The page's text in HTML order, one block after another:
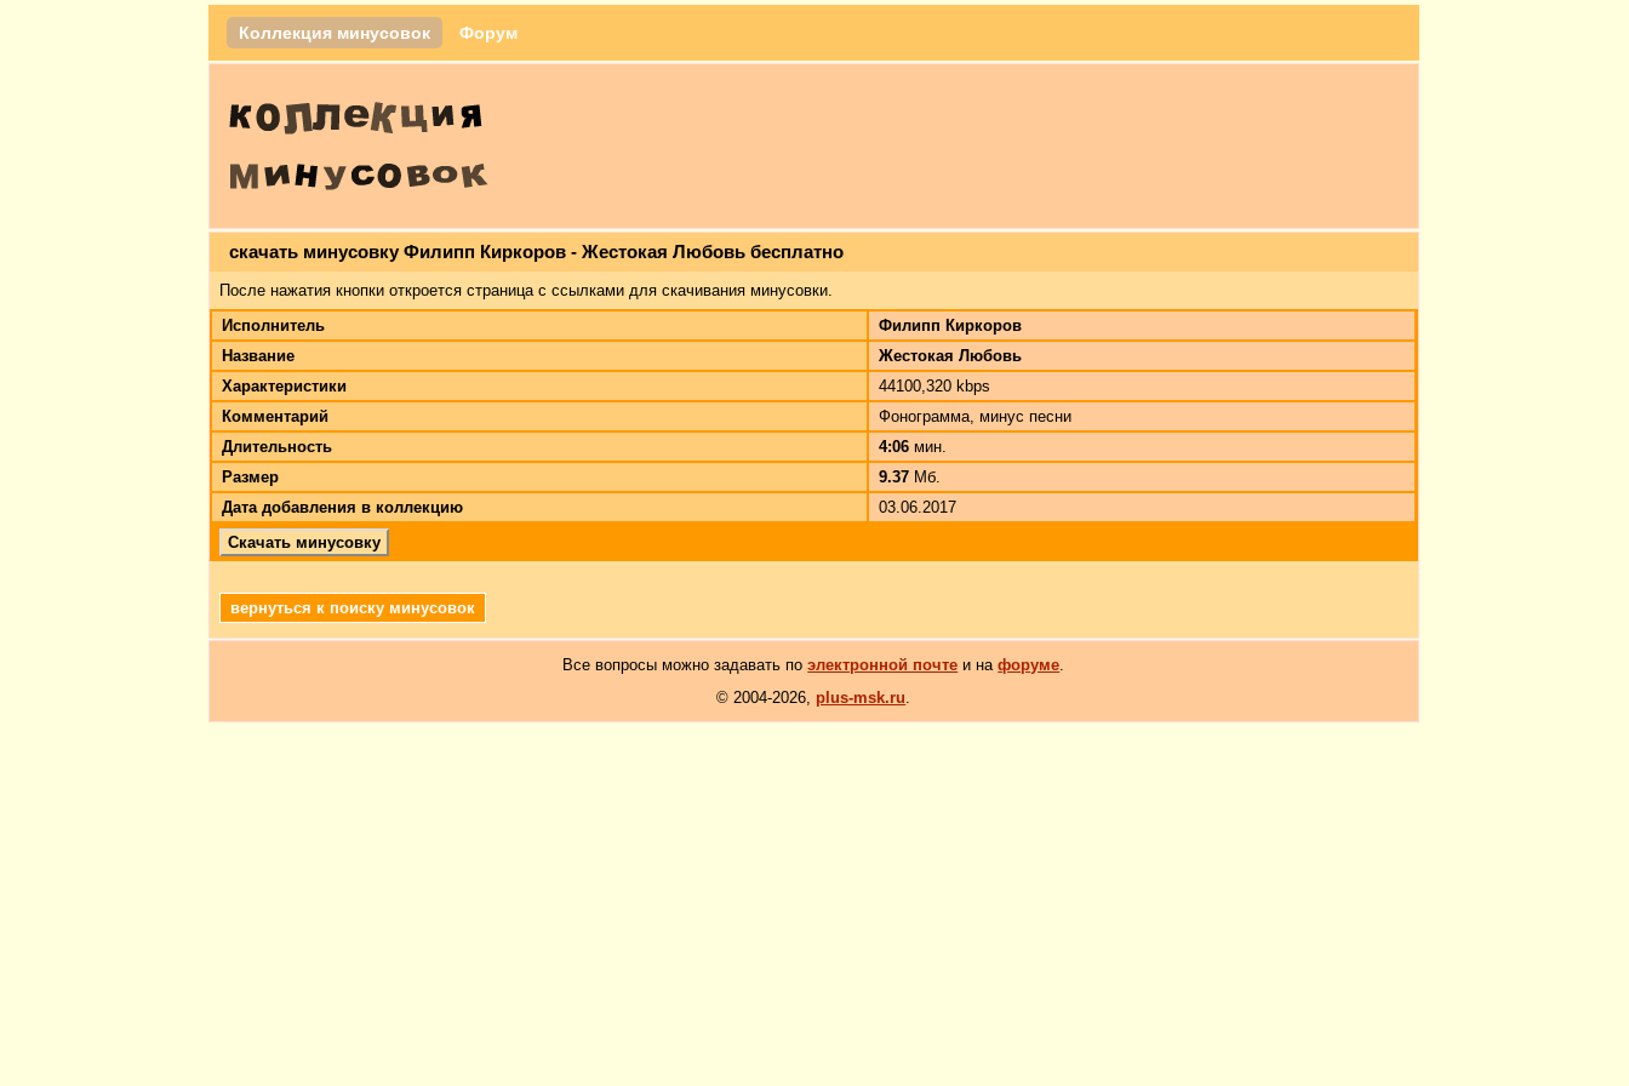
Коллекция минусовок Форум
скачать минусовку Филипп Киркоров - Жестокая Любовь бесплатно
После нажатия кнопки откроется страница с ссылками для скачивания минусовки.
Исполнитель
Филипп Киркоров
Название
Жестокая Любовь
Характеристики
44100,320 kbps
Комментарий
Фонограмма, минус песни
Длительность
4:06 мин.
Размер
9.37 Мб.
Дата добавления в коллекцию
03.06.2017
Скачать минусовку
вернуться к поиску минусовок
Все вопросы можно задавать поэлектронной почте и нафоруме.
© 2004-2026, plus-msk.ru.